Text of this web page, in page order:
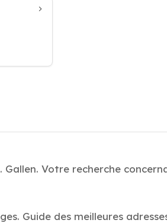
Votre recherche
Guide des meilleures